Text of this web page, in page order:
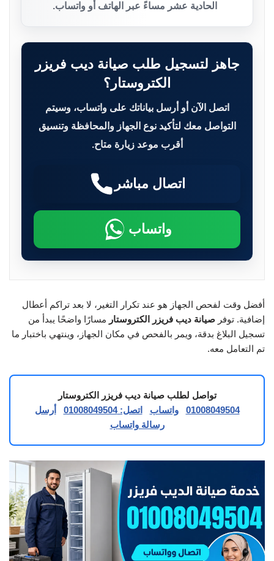
الحادية عشر مساءً عبر الهاتف أو واتساب.
جاهز لتسجيل طلب صيانة ديب فريزر
الكتروستار؟
اتصل الآن أو أرسل بياناتك على واتساب، وسيتم
التواصل معك لتأكيد نوع الجهاز والمحافظة وتنسيق
أقرب موعد زيارة متاح.
اتصال مباشر
واتساب
أفضل وقت لفحص الجهاز هو عند تكرار التغير، لا بعد تراكم أعطال
إضافية. توفر صيانة ديب فريزر الكتروستار مسارًا واضحًا يبدأ من
تسجيل البلاغ بدقة، ويمر بالفحص في مكان الجهاز، وينتهي باختبار ما
تم التعامل معه.
تواصل لطلب صيانة ديب فريزر الكتروستار
01008049504
واتساب اتصل: 01008049504
أرسل
رسالة واتساب